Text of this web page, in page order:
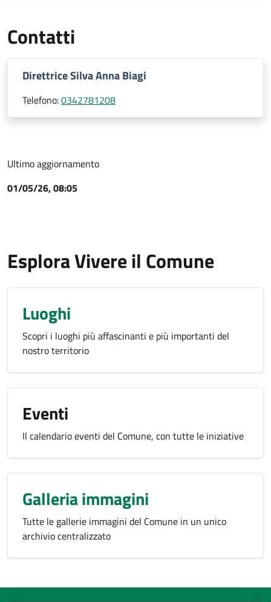
Contatti
Direttrice Silva Anna Biagi
Telefono:0342781208
Ultimo aggiornamento
01/05/26, 08:05
Esplora Vivere il Comune
Luoghi
Scopri i luoghi più affascinanti e più importanti del
nostro territorio
Eventi
Il calendario eventi del Comune, con tutte le iniziative
Galleria immagini
Tutte le gallerie immagini del Comune in un unico
archivio centralizzato